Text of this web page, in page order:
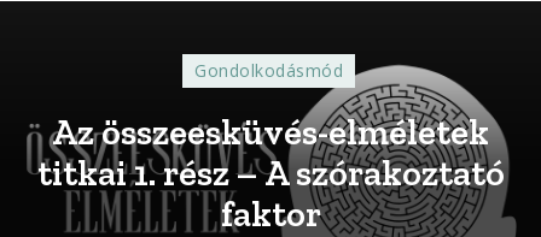
Gondolkodásmód
Az összeesküvés-elméletek
titkai 1. rész – A szórakoztató
faktor